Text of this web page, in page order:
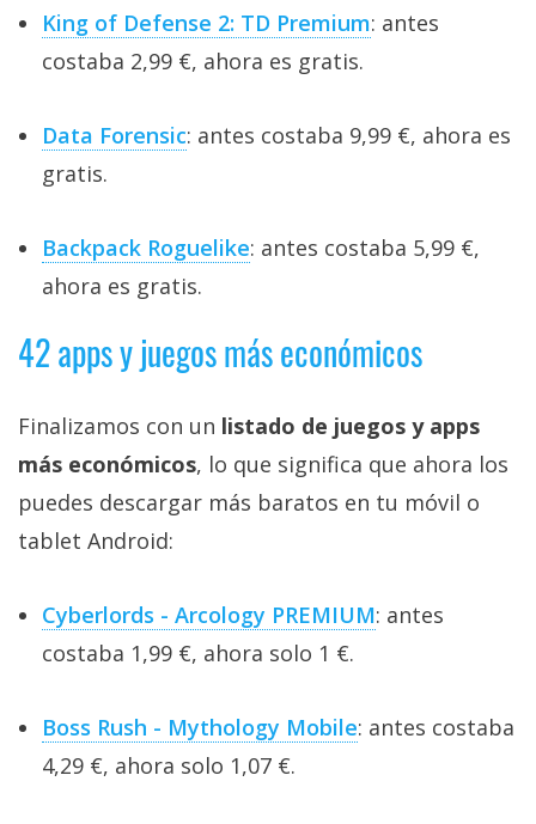
King of Defense 2: TD Premium: antes
costaba 2,99 €, ahora es gratis.
Data Forensic: antes costaba 9,99 €, ahora es
gratis.
Backpack Roguelike: antes costaba 5,99 €,
ahora es gratis.
42 apps y juegos más económicos
Finalizamos con un listado de juegos y apps
más económicos, lo que significa que ahora los
puedes descargar más baratos en tu móvil o
tablet Android:
Cyberlords - Arcology PREMIUM: antes
costaba 1,99 €, ahora solo 1 €.
Boss Rush - Mythology Mobile: antes costaba
4,29 €, ahora solo 1,07 €.